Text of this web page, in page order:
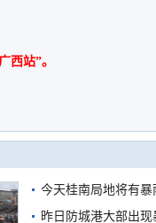
西站”。
今天桂南局地将有
需继续防范
昨日防城港大部出